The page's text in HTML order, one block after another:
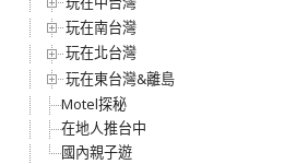
玩在南台灣
玩在北台灣
玩在東台灣&離島
Motel探秘
在地人推台中
國內親子遊